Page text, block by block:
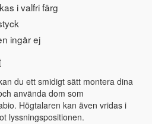
i valfri färg
ingår ej
du ett smidigt sätt montera dina
använda dom som
Högtalaren kan även vridas i
lyssningspositionen.